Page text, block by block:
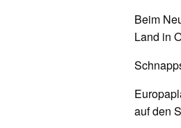
Beim
Land in
auf den